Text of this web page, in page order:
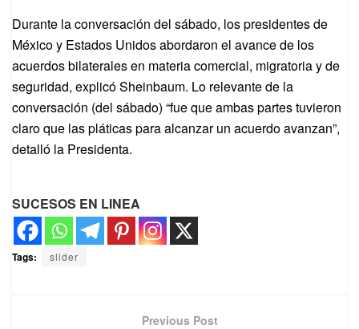
Durante la conversación del sábado, los presidentes de
México y Estados Unidos abordaron el avance de los
acuerdos bilaterales en materia comercial, migratoria y de
seguridad, explicó Sheinbaum. Lo relevante de la
conversación (del sábado) “fue que ambas partes tuvieron
claro que las pláticas para alcanzar un acuerdo avanzan”,
detalló la Presidenta.
SUCESOS EN LINEA
Tags: slider
Previous Post